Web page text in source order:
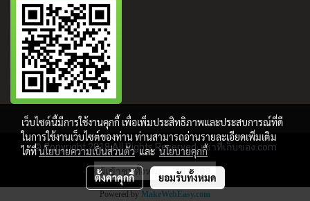
© Copyright 2018 All Rights Reserved. เช่าที่เก็บของ.com
ผู้เข้าชมทั้งหมด 191,689
Powered by MakeWebEasy.com
เว็บไซต์นี้มีการใช้งานคุกกี้ เพื่อเพิ่มประสิทธิภาพและประสบการณ์ที่ดี
ในการใช้งานเว็บไซต์ของท่าน ท่านสามารถอ่านรายละเอียดเพิ่มเติม
ได้ที่นโยบายความเป็นส่วนตัวและนโยบายคุกกี้
ตั้งค่าคุกกี้ ยอมรับทั้งหมด